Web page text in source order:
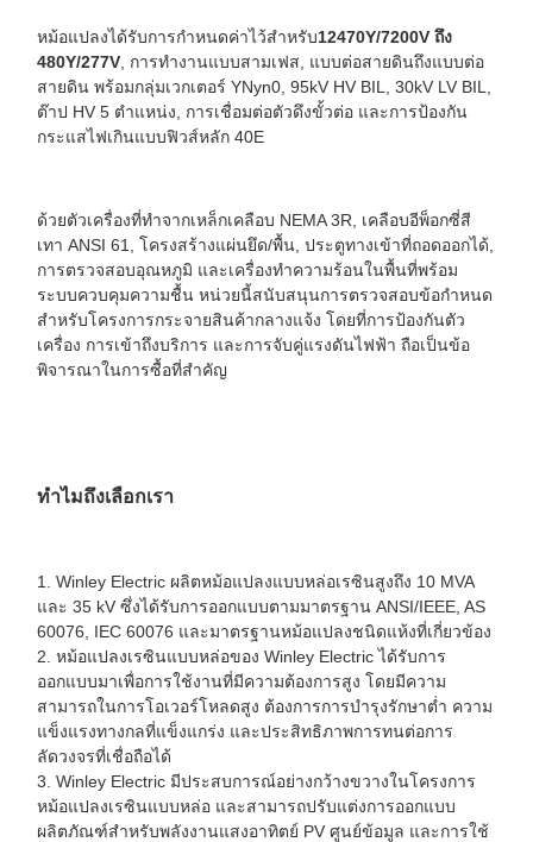
หม้อแปลงได้รับการกำหนดค่าไว้สำหรับ12470Y/7200V ถึง
480Y/277V , การทำงานแบบสามเฟส, แบบต่อสายดินถึงแบบต่อ
สายดิน พร้อมกลุ่มเวกเตอร์ YNyn0, 95kV HV BIL, 30kV LV BIL,
ต๊าป HV 5 ตำแหน่ง, การเชื่อมต่อตัวดึงขั้วต่อ และการป้องกัน
กระแสไฟเกินแบบฟิวส์หลัก 40E
ด้วยตัวเครื่องที่ทำจากเหล็กเคลือบ NEMA 3R, เคลือบอีพ็อกซี่สี
เทา ANSI 61, โครงสร้างแผ่นยึด/พื้น, ประตูทางเข้าที่ถอดออกได้,
การตรวจสอบอุณหภูมิ และเครื่องทำความร้อนในพื้นที่พร้อม
ระบบควบคุมความชื้น หน่วยนี้สนับสนุนการตรวจสอบข้อกำหนด
สำหรับโครงการกระจายสินค้ากลางแจ้ง โดยที่การป้องกันตัว
เครื่อง การเข้าถึงบริการ และการจับคู่แรงดันไฟฟ้า ถือเป็นข้อ
พิจารณาในการซื้อที่สำคัญ
ทำไมถึงเลือกเรา
1. Winley Electric ผลิตหม้อแปลงแบบหล่อเรซินสูงถึง 10 MVA
และ 35 kV ซึ่งได้รับการออกแบบตามมาตรฐาน ANSI/IEEE, AS
60076, IEC 60076 และมาตรฐานหม้อแปลงชนิดแห้งที่เกี่ยวข้อง
2. หม้อแปลงเรซินแบบหล่อของ Winley Electric ได้รับการ
ออกแบบมาเพื่อการใช้งานที่มีความต้องการสูง โดยมีความ
สามารถในการโอเวอร์โหลดสูง ต้องการการบำรุงรักษาต่ำ ความ
แข็งแรงทางกลที่แข็งแกร่ง และประสิทธิภาพการทนต่อการ
ลัดวงจรที่เชื่อถือได้
3. Winley Electric มีประสบการณ์อย่างกว้างขวางในโครงการ
หม้อแปลงเรซินแบบหล่อ และสามารถปรับแต่งการออกแบบ
ผลิตภัณฑ์สำหรับพลังงานแสงอาทิตย์ PV ศูนย์ข้อมูล และการใช้